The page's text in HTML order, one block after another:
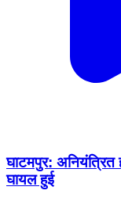
घाटमपुर: अनियंत्रित
घायल हुई